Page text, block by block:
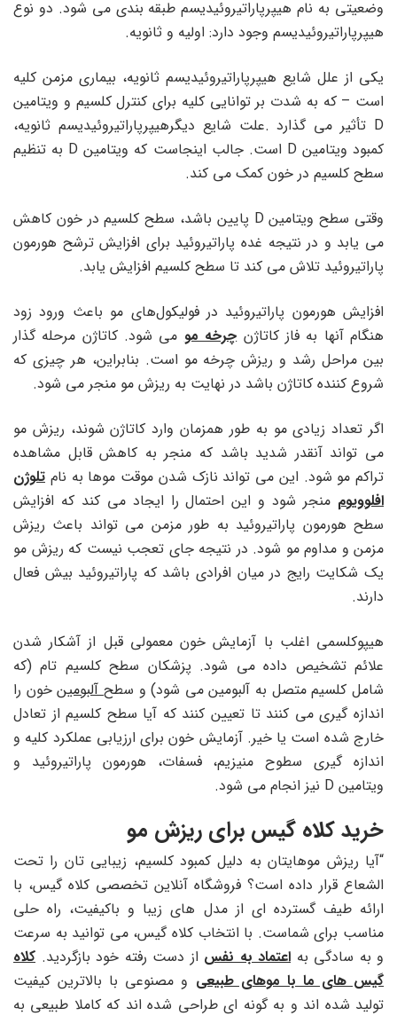
وضعیتی به نام هیپرپاراتیروئیدیسم طبقه بندی می شود. دو نوع
هیپرپاراتیروئیدیسم وجود دارد: اولیه و ثانویه.
یکی از علل شایع هیپرپاراتیروئیدیسم ثانویه، بیماری مزمن کلیه
است – که به شدت بر توانایی کلیه برای کنترل کلسیم و ویتامین
D تأثیر می گذارد .علت شایع دیگرهیپرپاراتیروئیدیسم ثانویه،
کمبود ویتامین D است. جالب اینجاست که ویتامین D به تنظیم
سطح کلسیم در خون کمک می کند.
وقتی سطح ویتامین D پایین باشد، سطح کلسیم در خون کاهش
می یابد و در نتیجه غده پاراتیروئید برای افزایش ترشح هورمون
پاراتیروئید تلاش می کند تا سطح کلسیم افزایش یابد.
افزایش هورمون پاراتیروئید در فولیکول‌های مو باعث ورود زود
هنگام آنها به فاز کاتاژنچرخه مومی شود. کاتاژن مرحله گذار
بین مراحل رشد و ریزش چرخه مو است. بنابراین، هر چیزی که
شروع کننده کاتاژن باشد در نهایت به ریزش مو منجر می شود.
اگر تعداد زیادی مو به طور همزمان وارد کاتاژن شوند، ریزش مو
می تواند آنقدر شدید باشد که منجر به کاهش قابل مشاهده
تراکم مو شود. این می تواند نازک شدن موقت موها به نام تلوژن
افلوویوم منجر شود و این احتمال را ایجاد می کند که افزایش
سطح هورمون پاراتیروئید به طور مزمن می تواند باعث ریزش
مزمن و مداوم مو شود. در نتیجه جای تعجب نیست که ریزش مو
یک شکایت رایج در میان افرادی باشد که پاراتیروئید بیش فعال
دارند.
هیپوکلسمی اغلب با آزمایش خون معمولی قبل از آشکار شدن
علائم تشخیص داده می شود. پزشکان سطح کلسیم تام (که
شامل کلسیم متصل به آلبومین می شود) و سطحآلبومینخون را
اندازه گیری می کنند تا تعیین کنند که آیا سطح کلسیم از تعادل
خارج شده است یا خیر. آزمایش خون برای ارزیابی عملکرد کلیه و
اندازه گیری سطوح منیزیم، فسفات، هورمون پاراتیروئید و
ویتامین D نیز انجام می شود.
خرید کلاه گیس برای ریزش مو
“آیا ریزش موهایتان به دلیل کمبود کلسیم، زیبایی تان را تحت
الشعاع قرار داده است؟ فروشگاه آنلاین تخصصی کلاه گیس، با
ارائه طیف گسترده ای از مدل های زیبا و باکیفیت، راه حلی
مناسب برای شماست. با انتخاب کلاه گیس، می توانید به سرعت
و به سادگی به اعتماد به نفس از دست رفته خود بازگردید. کلاه
گیس های ما با موهای طبیعی و مصنوعی با بالاترین کیفیت
تولید شده اند و به گونه ای طراحی شده اند که کاملا طبیعی به